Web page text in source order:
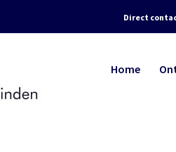
Direct
Home